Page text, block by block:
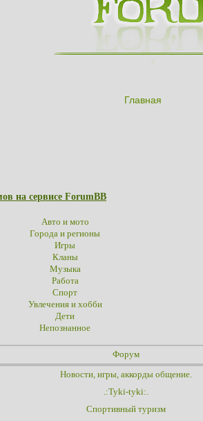
Главная
на сервисе ForumBB
Авто и мото
Города и регионы
Игры
Кланы
Музыка
Работа
Спорт
Увлечения и хобби
Дети
Непознанное
Форум
Новости, игры, аккорды общение.
.:Tyki-tyki:.
Спортивный туризм